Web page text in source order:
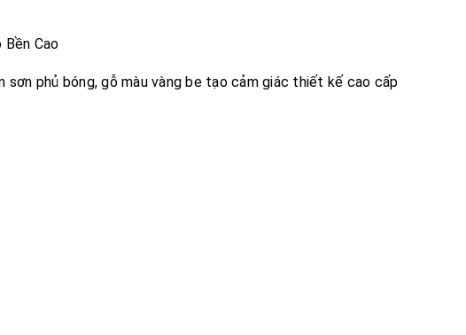
Bền Cao
phủ bóng, gỗ màu vàng be tạo cảm giác thiết kế cao cấp